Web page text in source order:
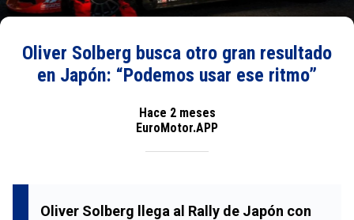
Oliver Solberg busca otro gran resultado
en Japón: “Podemos usar ese ritmo”
Hace 2 meses
EuroMotor.APP
Oliver Solberg llega al Rally de Japón con